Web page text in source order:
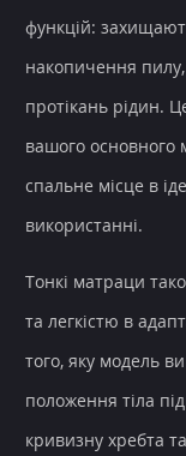
функцій:
накопичення
протікань рідин.
вашого основного
спальне місце в
використанні.
Тонкі матраци
та легкістю в
того, яку модель
положення тіла
кривизну хребта